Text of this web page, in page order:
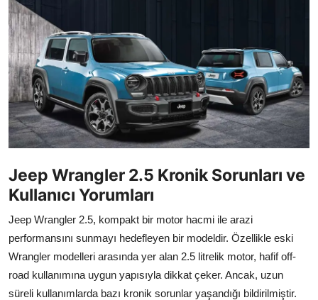
İkinci El & Alım-Satım
Bakım & Arıza Çözümleri
Elektrikli & Hibrit
Kiralama & Filo
Sürüş & Güvenlik
Yağlar & Sıvılar
LPG & Yakıt
Elektrik & Akü
Klima & Konfor
Jeep Wrangler 2.5 Kronik Sorunları ve
Kullanıcı Yorumları
Jeep Wrangler 2.5, kompakt bir motor hacmi ile arazi
performansını sunmayı hedefleyen bir modeldir. Özellikle eski
Wrangler modelleri arasında yer alan 2.5 litrelik motor, hafif off-
road kullanımına uygun yapısıyla dikkat çeker. Ancak, uzun
süreli kullanımlarda bazı kronik sorunlar yaşandığı bildirilmiştir.